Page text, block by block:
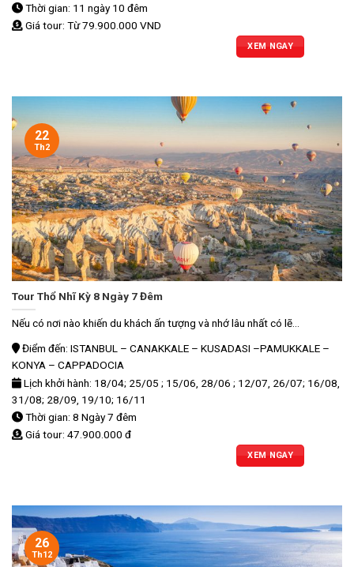
Thời gian: 11 ngày 10 đêm
Giá tour: Từ 79.900.000 VND
XEM NGAY
Tour Thổ Nhĩ Kỳ 8 Ngày 7 Đêm
Nếu có nơi nào khiến du khách ấn tượng và nhớ lâu nhất có lẽ...
Điểm đến: ISTANBUL – CANAKKALE – KUSADASI –PAMUKKALE –
KONYA – CAPPADOCIA
Lịch khởi hành: 18/04; 25/05 ; 15/06, 28/06 ; 12/07, 26/07; 16/08,
31/08; 28/09, 19/10; 16/11
Thời gian: 8 Ngày 7 đêm
Giá tour: 47.900.000 đ
XEM NGAY
22
Th2
26
Th12